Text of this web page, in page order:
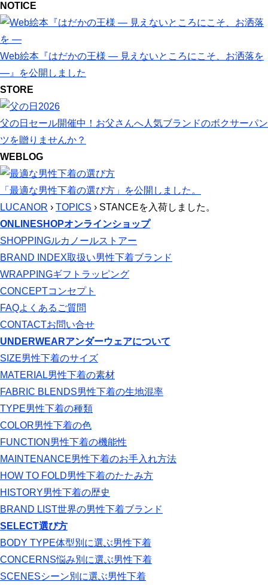
NOTICE
Web絵本『はだかの王様 ― 見えないところにこそ、お洒落を
―』を公開しました
STORE
父の日セール開催中！お父さんへ人気ブランドのボクサーパン
ツを贈りませんか？
WEBLOG
「最適な男性下着の選び方」を公開しました。
LUCANOR › TOPICS › STANCEを入荷しました。
ONLINESHOPオンラインショップ
SHOPPINGルカノールストアー
BRAND INDEX取扱い男性下着ブランド
WRAPPINGギフトラッピング
CONCEPTコンセプト
FAQよくあるご質問
CONTACTお問い合せ
UNDERWEARアンダーウェアについて
SIZE男性下着のサイズ
MATERIAL男性下着の素材
FABRIC BLENDS男性下着の生地混率
TYPE男性下着の種類
COLOR男性下着の色
FUNCTION 男性下着の機能性
MAINTENANCE男性下着のお手入れ方法
HOW TO FOLD男性下着のたたみ方
HISTORY男性下着の歴史
BRAND LIST世界の男性下着ブランド
SELECT選び方
BODY TYPE体型別に選ぶ男性下着
CONCERNS悩み別に選ぶ男性下着
SCENESシーン別に選ぶ男性下着